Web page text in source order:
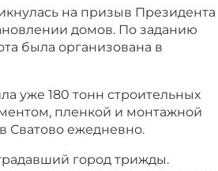
на призыв Президента
домов. По заданию
была организована в
уже 180 тонн строительных
пленкой и монтажной
Сватово ежедневно.
город трижды.